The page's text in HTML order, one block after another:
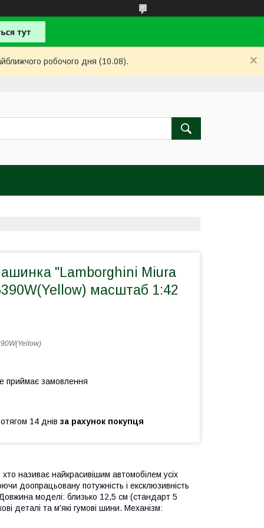
робочого дня (10.08).
"Lamborghini Miura
масштаб 1:42
приймає замовлення
14 днів за рахунок покупця
називає найкрасивішим автомобілем усіх
доопрацьовану потужність і ексклюзивність
моделі: близько 12,5 см (стандарт 5
деталі та м'які гумові шини. Механізм: